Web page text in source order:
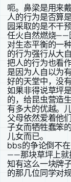
呃。鼻梁是用来
人的行为是否算
园采取的是不干
任火自然燃烧——
对生态平衡的一
的行为强行从大
把人的行为也看
是因为人自以为
好的天堂中，没
如果非得说草坪
的，给昆虫营造
有多大的优越。
父母依然爱着他
子女而牺牲蠢笨
儿女而已。
bbs的争论倒不
——那块草坪上就
知有这么一块牌
的那几位同学对